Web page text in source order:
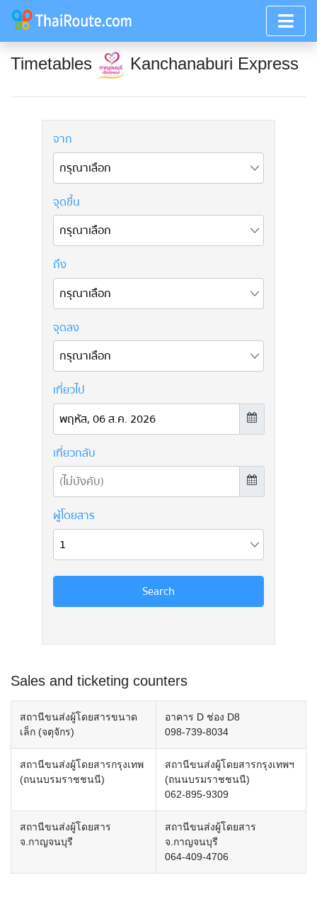
Timetables Kanchanaburi Express
Sales and ticketing counters
สถานีขนส่งผู้โดยสารขนาด
เล็ก (จตุจักร)
อาคาร D ช่อง D8
098-739-8034
สถานีขนส่งผู้โดยสารกรุงเทพ
(ถนนบรมราชชนนี)
สถานีขนส่งผู้โดยสารกรุงเทพฯ
(ถนนบรมราชชนนี)
062-895-9309
สถานีขนส่งผู้โดยสาร
จ.กาญจนบุรี
สถานีขนส่งผู้โดยสาร
จ.กาญจนบุรี
064-409-4706